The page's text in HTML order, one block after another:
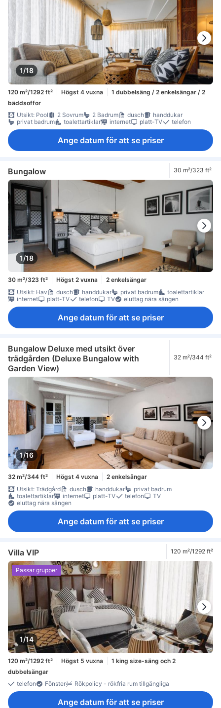
1/18
120 m²/1292 ft² Högst 4 vuxna
1 dubbelsäng / 2 enkelsängar / 2
bäddsoffor
Utsikt: Pool
2 Sovrum 2 Badrum dusch
handdukar
privat badrum
toalettartiklar internet platt-TV telefon
Ange datum för att se priser
Bungalow 30 m²/323 ft²
1/18
30 m²/323 ft² Högst 2 vuxna
2 enkelsängar
Utsikt: Hav
dusch handdukar privat badrum
toalettartiklar
internet
platt-TV telefon TV eluttag nära sängen
Ange datum för att se priser
Bungalow Deluxe med utsikt över
trädgården (Deluxe Bungalow with
Garden View)
32 m²/344 ft²
1/16
32 m²/344 ft² Högst 4 vuxna
2 enkelsängar
Utsikt: Trädgård
dusch handdukar
privat badrum
toalettartiklar
internet platt-TV telefon
TV
eluttag nära sängen
Ange datum för att se priser
Villa VIP 120 m²/1292 ft²
1/14
Passar grupper
120 m²/1292 ft² Högst 5 vuxna
1 king size-säng och 2
dubbelsängar
telefon
Fönster Rökpolicy - rökfria rum tillgängliga
Ange datum för att se priser